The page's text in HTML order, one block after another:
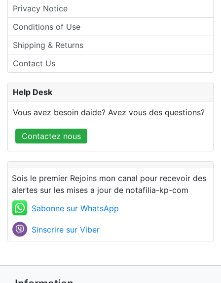
Privacy Notice
Conditions of Use
Shipping & Returns
Contact Us
Help Desk
Vous avez besoin daide? Avez vous des questions?
Contactez nous
Sois le premier Rejoins mon canal pour recevoir des
alertes sur les mises a jour de notafilia-kp-com
Sabonne sur WhatsApp
Sinscrire sur Viber